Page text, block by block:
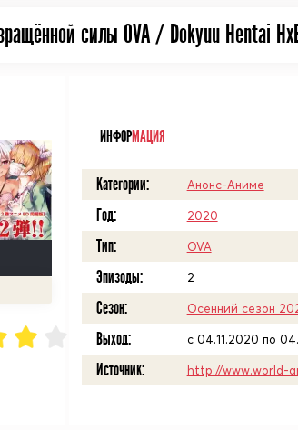
силы OVA / Dokyuu Hentai
ИНФОРМАЦИЯ
Категории: Анонс-Аниме
Год: 2020
Тип: OVA
Эпизоды: 2
Сезон: Осенний сезон
Выход: c 04.11.2020 по
Источник: http://www.world-